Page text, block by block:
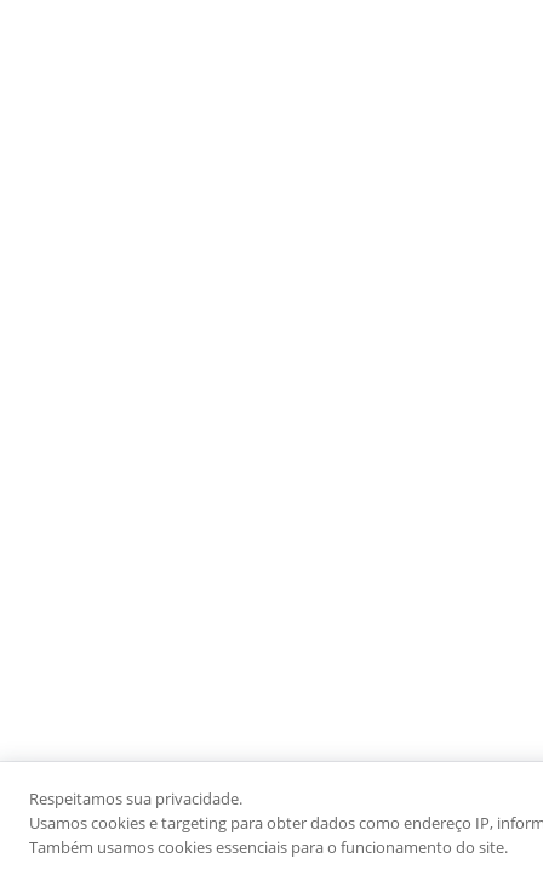
Respeitamos sua privacidade.
Usamos cookies e targeting para obter dados como endereço IP,
Também usamos cookies essenciais para o funcionamento do site.